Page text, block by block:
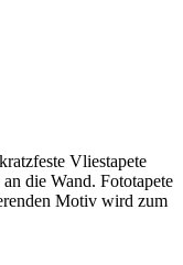
Vliestapete
die Wand. Fototapete
Motiv wird zum